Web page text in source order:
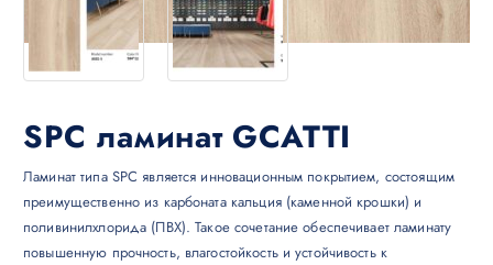
SPC ламинат GCATTI
Ламинат типа SPC является инновационным покрытием, состоящим
преимущественно из карбоната кальция (каменной крошки) и
поливинилхлорида (ПВХ). Такое сочетание обеспечивает ламинату
повышенную прочность, влагостойкость и устойчивость к